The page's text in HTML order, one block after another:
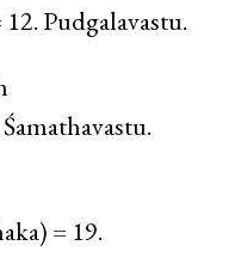
Pudgalavastu.
= 19.